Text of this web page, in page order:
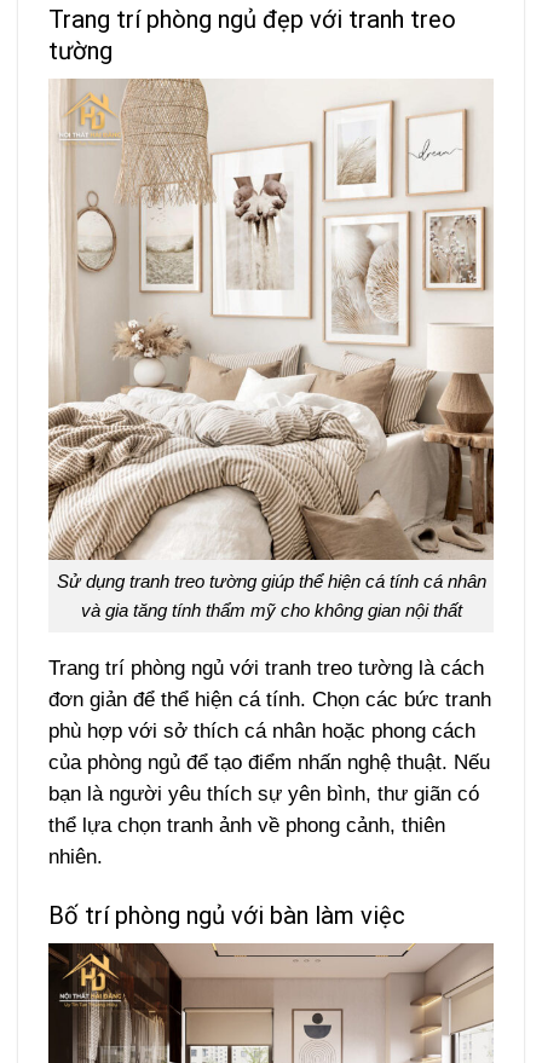
Trang trí phòng ngủ đẹp với tranh treo
tường
Sử dụng tranh treo tường giúp thể hiện cá tính cá nhân
và gia tăng tính thẩm mỹ cho không gian nội thất
Trang trí phòng ngủ với tranh treo tường là cách
đơn giản để thể hiện cá tính. Chọn các bức tranh
phù hợp với sở thích cá nhân hoặc phong cách
của phòng ngủ để tạo điểm nhấn nghệ thuật. Nếu
bạn là người yêu thích sự yên bình, thư giãn có
thể lựa chọn tranh ảnh về phong cảnh, thiên
nhiên.
Bố trí phòng ngủ với bàn làm việc